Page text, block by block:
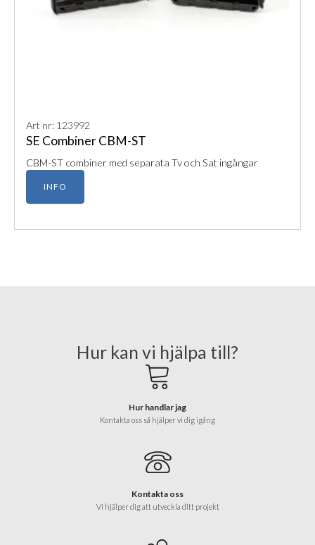
Art nr: 123992
SE Combiner CBM-ST
​CBM-ST combiner med separata Tv och Sat ingångar
INFO
Hur kan vi hjälpa till?
Hur handlar jag
Kontakta oss så hjälper vi dig igång
Kontakta oss
Vi hjälper dig att utveckla ditt projekt